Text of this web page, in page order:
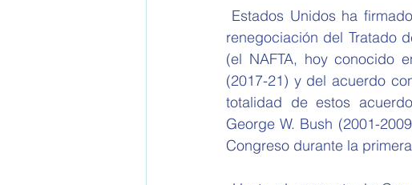
renegociación del Tratado
(el NAFTA, hoy conocido
(2017-21) y del acuerdo
totalidad de estos
George W. Bush (2001-
Congreso durante la